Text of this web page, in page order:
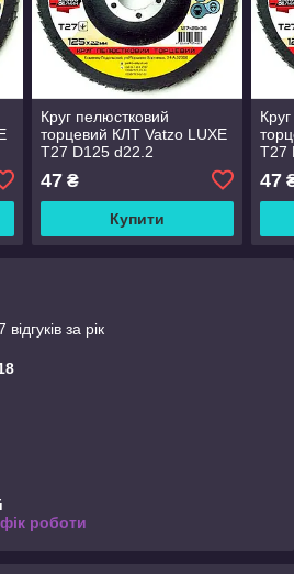
Круг пелюстковий
торцевий КЛТ Vatzo LUXE
T27 D125 d22.2
47₴
Купити
T27
47
за рік
роботи